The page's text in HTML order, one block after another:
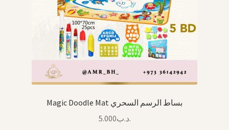
Magic Doodle Mat بساط الرسم السحري
.د.ب5.000